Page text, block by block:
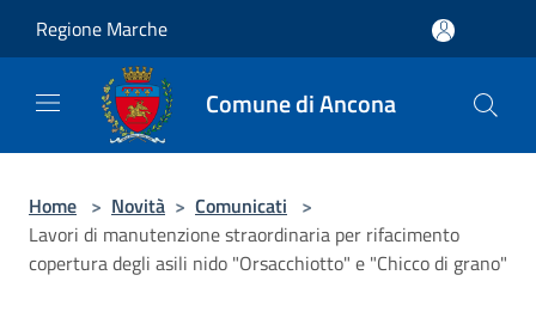
Regione Marche
Comune di Ancona
Home > Novità > Comunicati >
Lavori di manutenzione straordinaria per rifacimento
copertura degli asili nido "Orsacchiotto" e "Chicco di grano"